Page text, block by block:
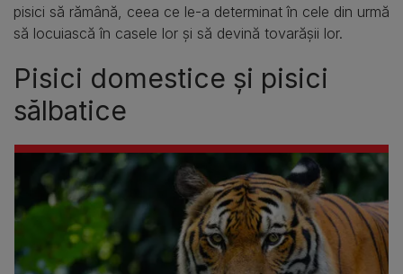
pisici să rămână, ceea ce le-a determinat în cele din urmă
să locuiască în casele lor și să devină tovarășii lor.
Pisici domestice și pisici
sălbatice